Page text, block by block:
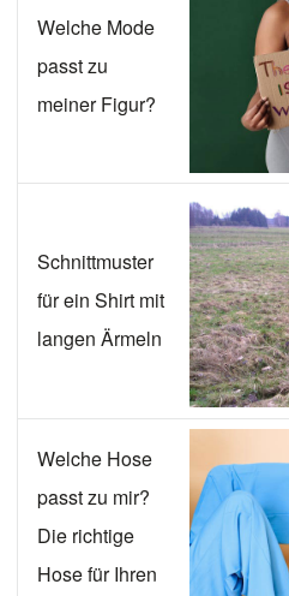
Welche Mode
passt zu
meiner Figur?
Schnittmuster
für ein Shirt mit
langen Ärmeln
Welche Hose
passt zu mir?
Die richtige
Hose für Ihren